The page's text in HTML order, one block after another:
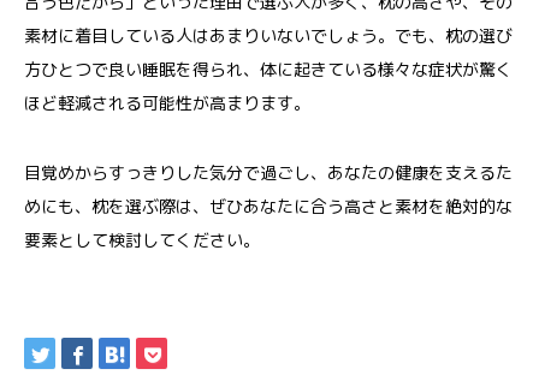
素材に着目している人はあまりいないでしょう。でも、枕の選び
方ひとつで良い睡眠を得られ、体に起きている様々な症状が驚く
ほど軽減される可能性が高まります。
目覚めからすっきりした気分で過ごし、あなたの健康を支えるた
めにも、枕を選ぶ際は、ぜひあなたに合う高さと素材を絶対的な
要素として検討してください。